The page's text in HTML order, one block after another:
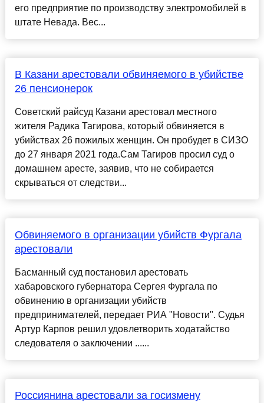
его предприятие по производству электромобилей в
штате Невада. Вес...
В Казани арестовали обвиняемого в убийстве
26 пенсионерок
Советский райсуд Казани арестовал местного
жителя Радика Тагирова, который обвиняется в
убийствах 26 пожилых женщин. Он пробудет в СИЗО
до 27 января 2021 года.Сам Тагиров просил суд о
домашнем аресте, заявив, что не собирается
скрываться от следстви...
Обвиняемого в организации убийств Фургала
арестовали
Басманный суд постановил арестовать
хабаровского губернатора Сергея Фургала по
обвинению в организации убийств
предпринимателей, передает РИА "Новости". Судья
Артур Карпов решил удовлетворить ходатайство
следователя о заключении ......
Россиянина арестовали за госизмену